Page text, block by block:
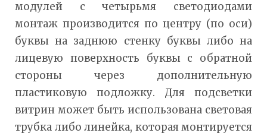
модулей с четырьмя светодиодами
монтаж производится по центру (по оси)
буквы на заднюю стенку буквы либо на
лицевую поверхность буквы с обратной
стороны через дополнительную
пластиковую подложку. Для подсветки
витрин может быть использована световая
трубка либо линейка, которая монтируется